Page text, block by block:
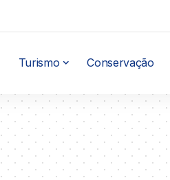
Turismo Conservação